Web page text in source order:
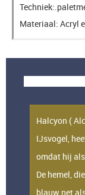
Materiaal: Acryl
Halcyon (
IJsvogel,
omdat hij
De hemel,
blauw net